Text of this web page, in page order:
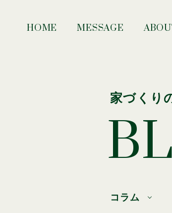
HOME MESSAGE
家づくり
コラム